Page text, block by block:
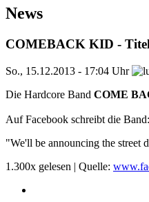
News
COMEBACK KID -
So., 15.12.2013 - 17:04 Uhr
Die Hardcore Band COME
Auf Facebook schreibt die Band:
"We'll be announcing the street
1.300x gelesen | Quelle: